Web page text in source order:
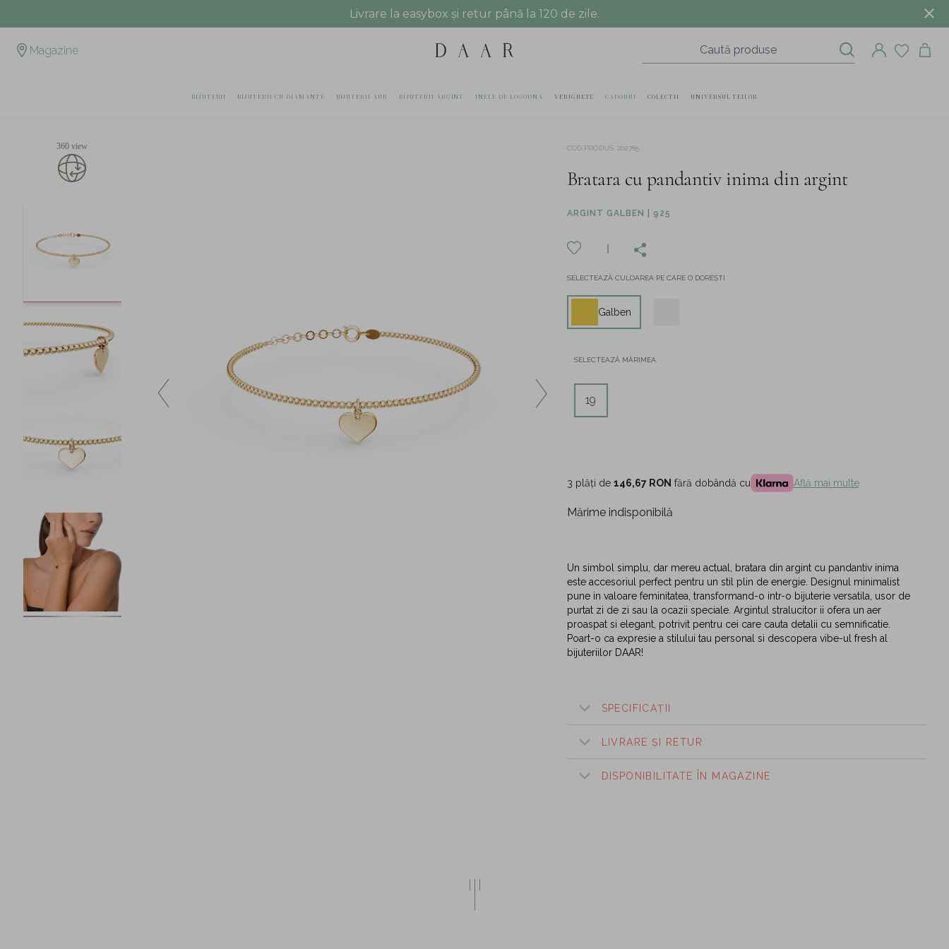
Livrare la easybox și retur până la 120 de zile.
Magazine
BIJUTERII BIJUTERII CU DIAMANTE BIJUTERII AUR BIJUTERII ARGINT INELE DE LOGODNA VERIGHETE CADOURI COLECTII UNIVERSUL TEILOR
360 view COD PRODUS: 202785
Bratara cu pandantiv inima din argint
ARGINT GALBEN | 925
SELECTEAZĂ CULOAREA PE CARE O DOREȘTI
Galben
SELECTEAZĂ MĂRIMEA
19
3 plăți de 146,67 RON fără dobândă cu Află mai multe
Mărime indisponibilă
Un simbol simplu, dar mereu actual, bratara din argint cu pandantiv inima
este accesoriul perfect pentru un stil plin de energie. Designul minimalist
pune in valoare feminitatea, transformand-o intr-o bijuterie versatila, usor de
purtat zi de zi sau la ocazii speciale. Argintul stralucitor ii ofera un aer
proaspat si elegant, potrivit pentru cei care cauta detalii cu semnificatie.
Poart-o ca expresie a stilului tau personal si descopera vibe-ul fresh al
bijuteriilor DAAR!
SPECIFICAȚII
LIVRARE ȘI RETUR
DISPONIBILITATE ÎN MAGAZINE